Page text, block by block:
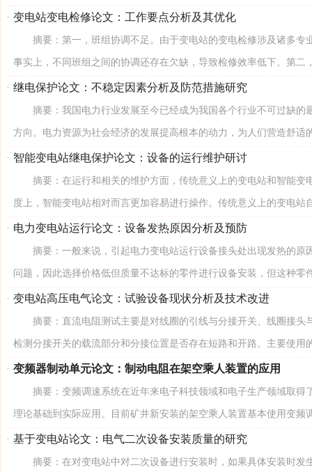
变电站变电检修论文：工作要点分析及其优化
摘要：第一，班组协调不足。由于变电站的变电检修涉及诸多专
事实上，不同班组之间的协调还存在欠缺，导致检修效率低下。第二
继电保护论文：不稳定因素分析及防范措施研究
摘要：我国电力行业发展至今已经成为我国各个行业不可过缺的
方向。电力资源为社会经济的发展提高根本的动力，为人们营造舒适
智能变电站继电保护论文：设备的运行维护研讨
摘要：在运行和相关的维护方面，传统意义上的变电站和智能变
度上，智能变电站相对而言更加容易进行操作。传统意义上的变电站
电力变电站运行论文：设备发热原因分析及预防
摘要：一般来说，引起电力变电站运行设备接头处出现发热的原
问题，因此选择价格低但质量不达标的零件进行设备安装，但这种零
变电站高压电气论文：试验设备现状分析及技术改进
摘要：直流电阻测试主要是对线圈的引线与分接开关、线圈接头
检测分接开关的载流部分和分接位置是否存在短路和开路。主要使用
变频器制动单元论文：制动电阻在架空乘人装置的应用
摘要：变频调速系统在近年来电子科技领域和电子生产领域取得
理论基础到实际应用。目前矿井新安装的架空乘人装置基本使用变频
基于变电站论文：电气二次设备安装质量的研究
摘要：在对变电站中对二次设备进行安装时，如果具体安装时发